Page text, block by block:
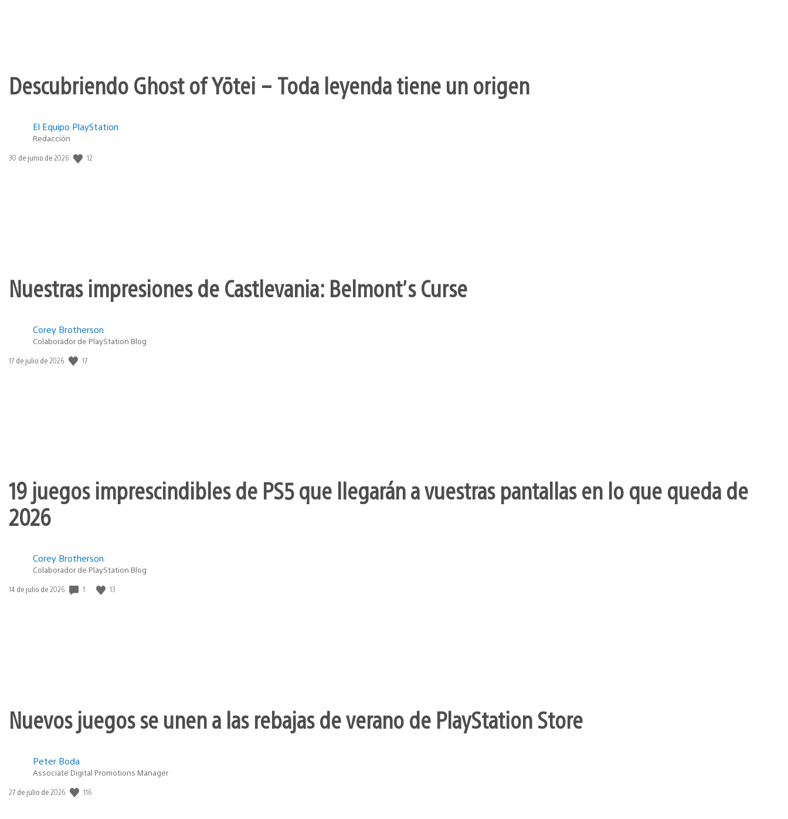
Descubriendo Ghost of Yōtei – Toda leyenda tiene un origen
El Equipo PlayStation
Redacción
Fecha
30 de junio de 2026 12
Nuestras impresiones de Castlevania: Belmont’s Curse
Corey Brotherson
Colaborador de PlayStation Blog
Fecha
17 de julio de 2026 17
19 juegos imprescindibles de PS5 que llegarán a vuestras pantallas en lo que queda de
2026
Corey Brotherson
Colaborador de PlayStation Blog
Fecha
14 de julio de 2026 1 13
Nuevos juegos se unen a las rebajas de verano de PlayStation Store
Peter Boda
Associate Digital Promotions Manager
Fecha
27 de julio de 2026 116